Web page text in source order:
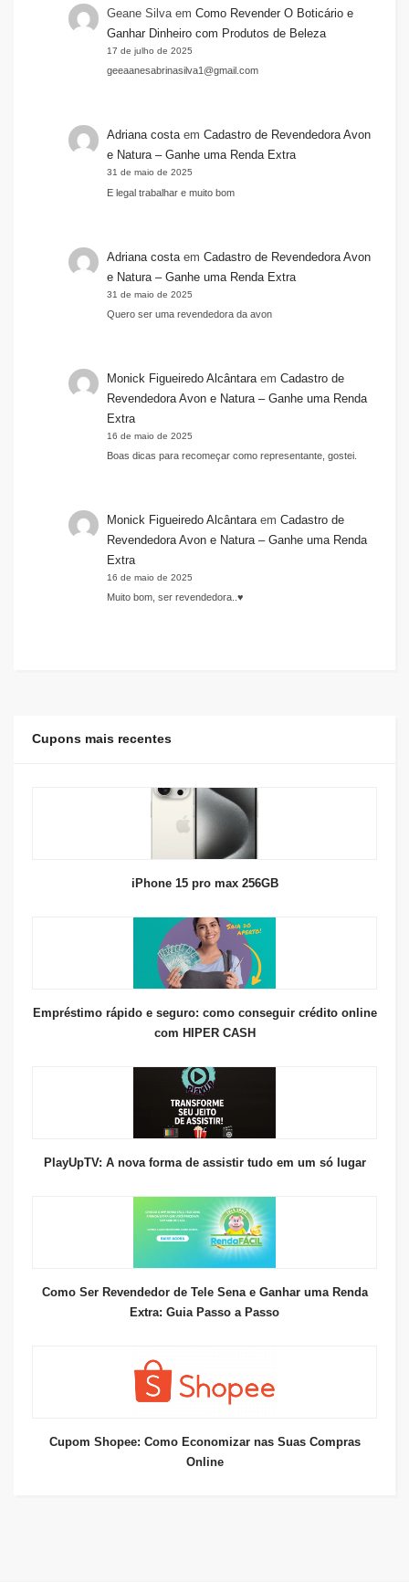
Geane SilvaemComo Revender O Boticário e
Ganhar Dinheiro com Produtos de Beleza
17 de julho de 2025
geeaanesabrinasilva1@gmail.com
Adriana costaemCadastro de Revendedora Avon
e Natura – Ganhe uma Renda Extra
31 de maio de 2025
E legal trabalhar e muito bom
Adriana costa emCadastro de Revendedora Avon
e Natura – Ganhe uma Renda Extra
31 de maio de 2025
Quero ser uma revendedora da avon
Monick Figueiredo Alcântara emCadastro de
Revendedora Avon e Natura – Ganhe uma Renda
Extra
16 de maio de 2025
Boas dicas para recomeçar como representante, gostei.
Monick Figueiredo Alcântara emCadastro de
Revendedora Avon e Natura – Ganhe uma Renda
Extra
16 de maio de 2025
Muito bom, ser revendedora..♥️
Cupons mais recentes
iPhone 15 pro max 256GB
Empréstimo rápido e seguro: como conseguir crédito online
com HIPER CASH
PlayUpTV: A nova forma de assistir tudo em um só lugar
Como Ser Revendedor de Tele Sena e Ganhar uma Renda
Extra: Guia Passo a Passo
Cupom Shopee: Como Economizar nas Suas Compras
Online